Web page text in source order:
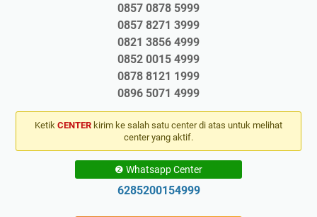
0857 0878 5999
0857 8271 3999
0821 3856 4999
0852 0015 4999
0878 8121 1999
0896 5071 4999
Ketik CENTER kirim ke salah satu center di atas untuk melihat
center yang aktif.
❷ Whatsapp Center
6285200154999